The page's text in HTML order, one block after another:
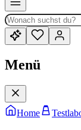
Menü
Home